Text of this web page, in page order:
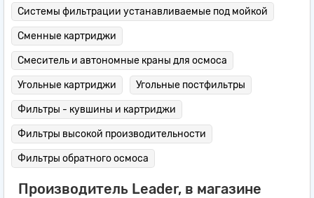
Системы фильтрации устанавливаемые под мойкой
Сменные картриджи
Смеситель и автономные краны для осмоса
Угольные картриджи Угольные постфильтры
Фильтры - кувшины и картриджи
Фильтры высокой производительности
Фильтры обратного осмоса
Производитель Leader, в магазине